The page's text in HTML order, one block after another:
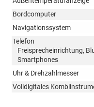
Bordcomputer
Navigationssystem
Telefon
Freisprecheinrichtung,
Smartphones
Uhr & Drehzahlmesser
Volldigitales